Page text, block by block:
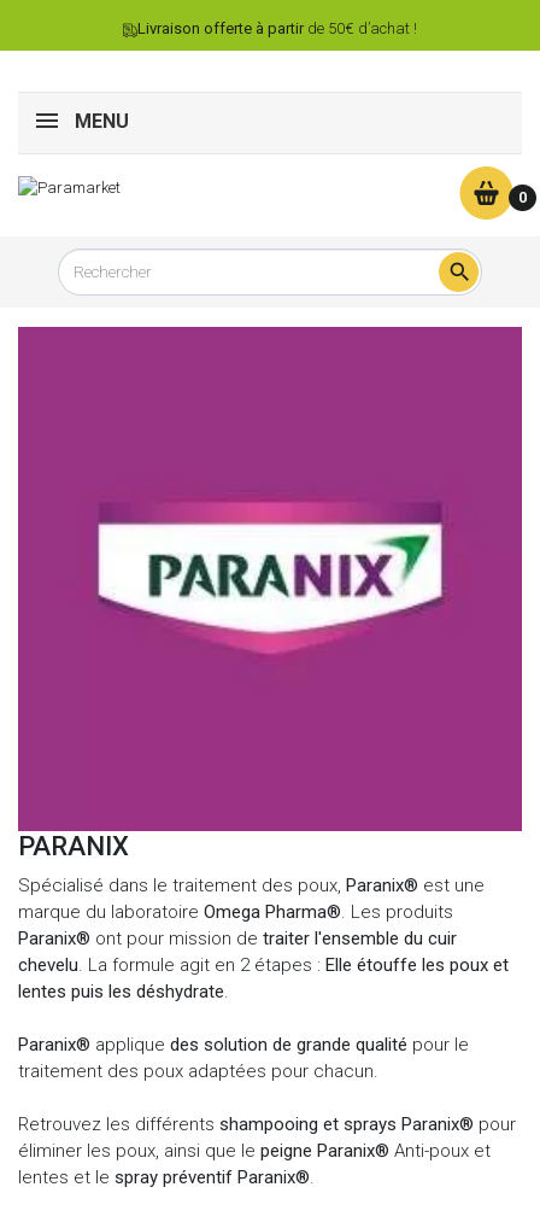
Livraison offerte à partirde 50€ d’achat !
MENU
0

PARANIX
Spécialisé dans le traitement des poux, Paranix® est une
marque du laboratoire Omega Pharma®. Les produits
Paranix® ont pour mission de traiter l'ensemble du cuir
chevelu. La formule agit en 2 étapes : Elle étouffe les poux et
lentes puis les déshydrate.
Paranix® applique des solution de grande qualité pour le
traitement des poux adaptées pour chacun.
Retrouvez les différents shampooing et sprays Paranix® pour
éliminer les poux, ainsi que le peigne Paranix® Anti-poux et
lentes et le spray préventif Paranix®.